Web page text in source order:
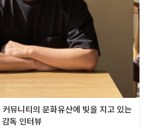
뮤니티의 문화유산에 빚을 지고 있는
독 인터뷰